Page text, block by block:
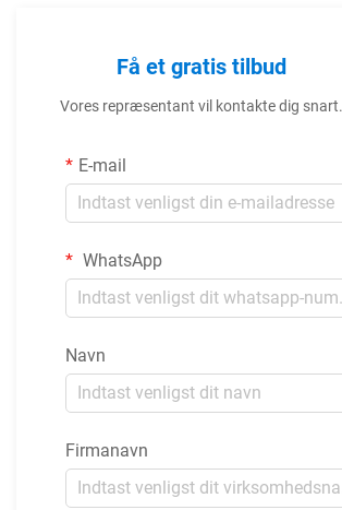
Få et gratis tilbud
Vores repræsentant vil kontakte dig snart.
E-mail
WhatsApp
Navn
Firmanavn